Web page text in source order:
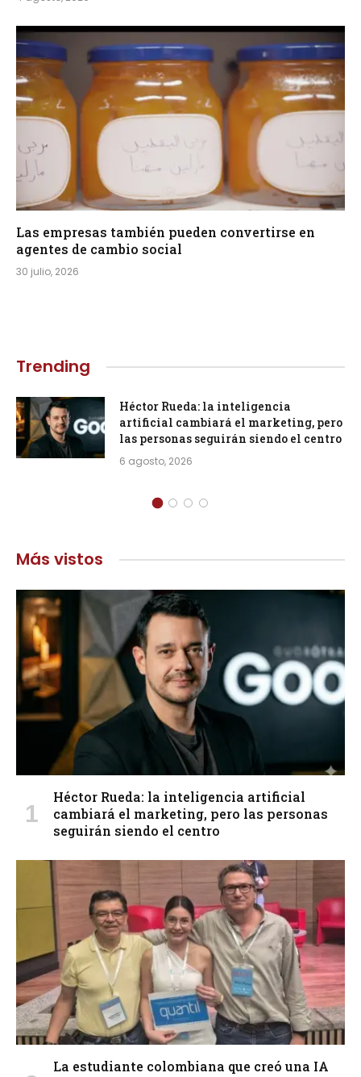
Las empresas también pueden convertirse en
agentes de cambio social
30 julio, 2026
Trending
Héctor Rueda: la inteligencia
artificial cambiará el marketing, pero
las personas seguirán siendo el centro
6 agosto, 2026
Más vistos
Héctor Rueda: la inteligencia artificial
cambiará el marketing, pero las personas
seguirán siendo el centro
La estudiante colombiana que creó una IA